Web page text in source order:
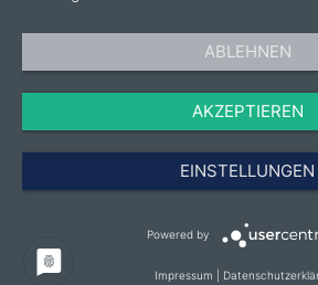
ABLEHNEN
AKZEPTIEREN
EINSTELLUNGEN
Powered by
Impressum